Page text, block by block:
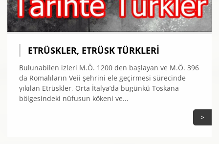
ETRÜSKLER, ETRÜSK TÜRKLERI
Bulunabilen izleri M.Ö. 1200 den başlayan ve M.Ö. 396
da Romalıların Veii şehrini ele geçirmesi sürecinde
yıkılan Etrüskler, Orta İtalya’da bugünkü Toskana
bölgesindeki nüfusun kökeni ve...
>